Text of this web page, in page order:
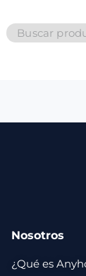
Search
for:
Nosotros
¿Qué es